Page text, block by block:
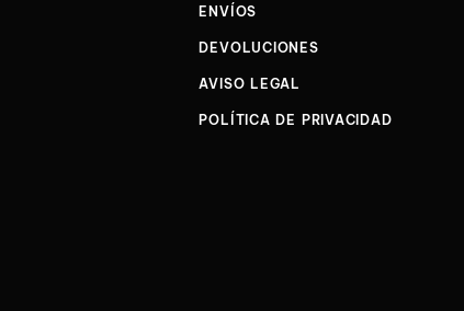
ENVÍOS
DEVOLUCIONES
AVISO LEGAL
POLÍTICA DE PRIVACIDAD